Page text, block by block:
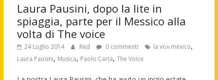
Laura Pausini, dopo la lite in
spiaggia, parte per il Messico alla
volta di The voice
24 Luglio 2014 Red 0 commenti la vox mexico,
Laura Pausini, Musica, Paolo Carta, The Voice